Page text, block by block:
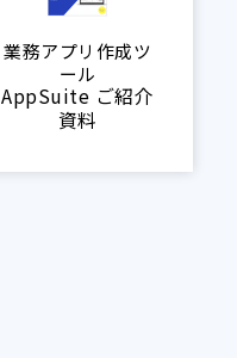
業務アプリ作成ツ
ール
AppSuite ご紹介
資料